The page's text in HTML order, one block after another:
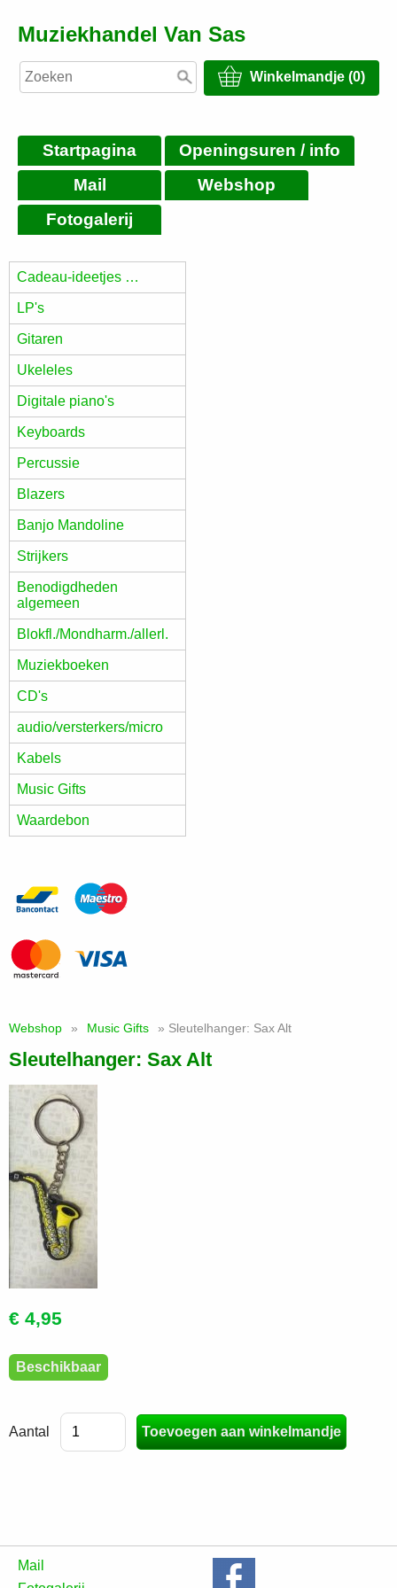
Muziekhandel Van Sas
Winkelmandje (0)
Startpagina
Openingsuren / info
Mail
Webshop
Fotogalerij
Cadeau-ideetjes …
LP's
Gitaren
Ukeleles
Digitale piano's
Keyboards
Percussie
Blazers
Banjo Mandoline
Strijkers
Benodigdheden
algemeen
Blokfl./Mondharm./allerl.
Muziekboeken
CD's
audio/versterkers/micro
Kabels
Music Gifts
Waardebon
Webshop » Music Gifts » Sleutelhanger: Sax Alt
Sleutelhanger: Sax Alt
€ 4,95
Beschikbaar
Aantal
Mail